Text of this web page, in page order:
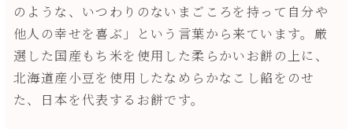
のような、いつわりのないまごころを持って自分や
他人の幸せを喜ぶ」という言葉から来ています。厳
選した国産もち米を使用した柔らかいお餅の上に、
北海道産小豆を使用したなめらかなこし餡をのせ
た、日本を代表するお餅です。